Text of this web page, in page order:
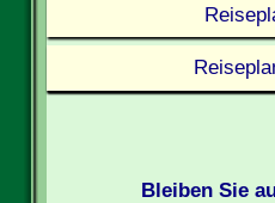
Bleiben Sie